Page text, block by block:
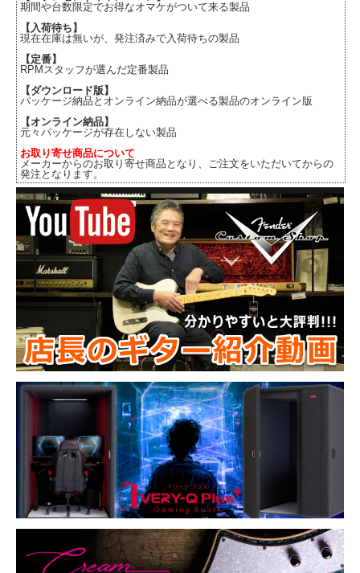
期間や台数限定でお得なオマケがついて来る製品
【入荷待ち】
現在在庫は無いが、発注済みで入荷待ちの製品
【定番】
RPMスタッフが選んだ定番製品
【ダウンロード版】
パッケージ納品とオンライン納品が選べる製品のオンライン版
【オンライン納品】
元々パッケージが存在しない製品
お取り寄せ商品について
メーカーからのお取り寄せ商品となり、ご注文をいただいてからの
発注となります。